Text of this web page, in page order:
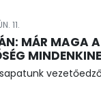
11.
MÁR MAGA A